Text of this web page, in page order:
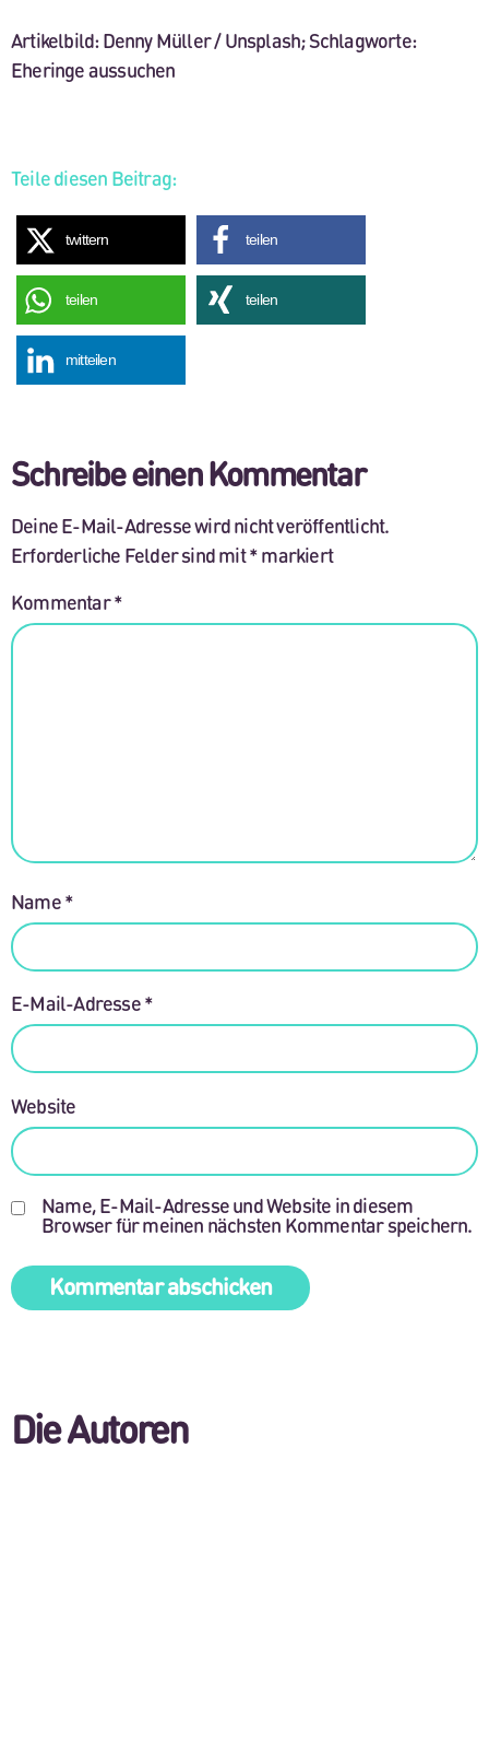
Artikelbild: Denny Müller / Unsplash; Schlagworte:
Eheringe aussuchen
Teile diesen Beitrag:
twittern teilen
teilen teilen
mitteilen
Schreibe einen Kommentar
Deine E-Mail-Adresse wird nicht veröffentlicht.
Erforderliche Felder sind mit*markiert
Kommentar*
Name*
E-Mail-Adresse*
Website
Name, E-Mail-Adresse und Website in diesem
Browser für meinen nächsten Kommentar speichern.
Die Autoren